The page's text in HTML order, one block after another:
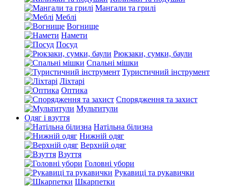
Мангали та грилі
Меблі
Вогнище
Намети
Посуд
Рюкзаки, сумки, баули
Спальні мішки
Туристичний інструмент
Ліхтарі
Оптика
Спорядження та захист
Мультитули
Одяг і взуття
Натільна білизна
Нижній одяг
Верхній одяг
Взуття
Головні убори
Рукавиці та рукавички
Шкарпетки